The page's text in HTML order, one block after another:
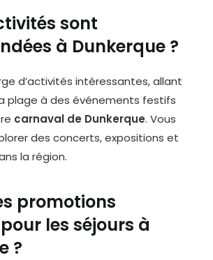
sont
à Dunkerque ?
d’activités intéressantes, allant
plage à des événements festifs
carnaval de Dunkerque. Vous
des concerts, expositions et
la région.
promotions
les séjours à
?